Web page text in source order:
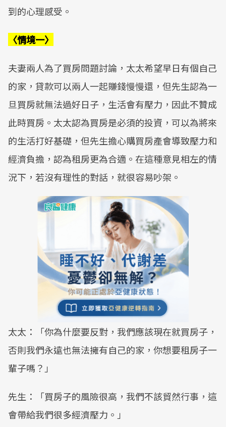
到的心理感受。
〈情境一〉
夫妻兩人為了買房問題討論，太太希望早日有個自己
的家，貸款可以兩人一起賺錢慢慢還，但先生認為一
旦買房就無法過好日子，生活會有壓力，因此不贊成
此時買房。太太認為買房是必須的投資，可以為將來
的生活打好基礎，但先生擔心購買房產會導致壓力和
經濟負擔，認為租房更為合適。在這種意見相左的情
況下，若沒有理性的對話，就很容易吵架。
太太：「你為什麼要反對，我們應該現在就買房子，
否則我們永遠也無法擁有自己的家，你想要租房子一
輩子嗎？」
先生：「買房子的風險很高，我們不該貿然行事，這
會帶給我們很多經濟壓力。」